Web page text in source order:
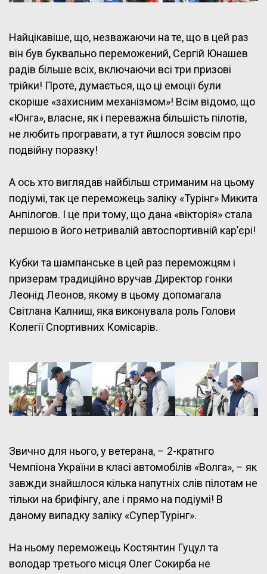
Найцікавіше, що, незважаючи на те, що в цей раз
він був буквально переможений, Сергій Юнашев
радів більше всіх, включаючи всі три призові
трійки! Проте, думається, що ці емоції були
скоріше «захисним механізмом»! Всім відомо, що
«Юнга», власне, як і переважна більшість пілотів,
не любить програвати, а тут йшлося зовсім про
подвійну поразку!
А ось хто виглядав найбільш стриманим на цьому
подіумі, так це переможець заліку «Турінг» Микита
Анпілогов. І це при тому, що дана «вікторія» стала
першою в його нетривалій автоспортивній кар’єрі!
Кубки та шампанське в цей раз переможцям і
призерам традиційно вручав Директор гонки
Леонід Леонов, якому в цьому допомагала
Світлана Калниш, яка виконувала роль Голови
Колегії Спортивних Комісарів.
Звично для нього, у ветерана, – 2-кратнго
Чемпіона України в класі автомобілів «Волга», – як
завжди знайшлося кілька напутніх слів пілотам не
тільки на брифінгу, але і прямо на подіумі! В
даному випадку заліку «СуперТурінг».
На ньому переможець Костянтин Гуцул та
володар третього місця Олег Сокирба не